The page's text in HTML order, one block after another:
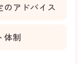
アドバイス
体制